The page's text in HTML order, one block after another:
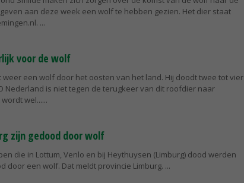
aan deze week een wolf te hebben gezien. Het dier staat
voor de wolf
weer een wolf door het oosten van het land. Hij doodt twee tot vier
Nederland is niet tegen de terugkeer van dit roofdier naar
wel...
zijn gedood door wolf
die in Lottum, Venlo en bij Heythuysen (Limburg) dood werden
door een wolf. Dat meldt provincie Limburg.